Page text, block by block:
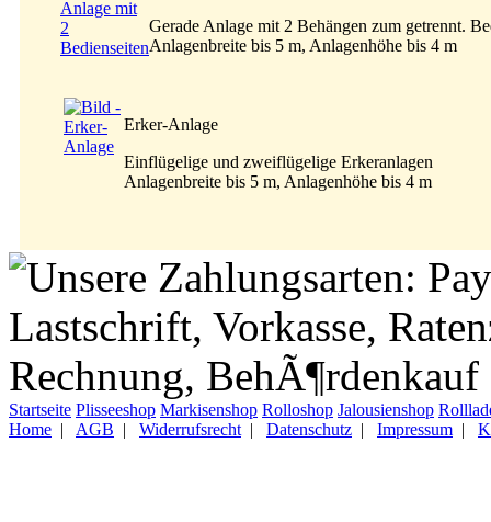
Gerade Anlage mit 2 Behängen zum getrennt.
Anlagenbreite bis 5 m, Anlagenhöhe bis 4 m
Erker-Anlage
Einflügelige und zweiflügelige Erkeranlagen
Anlagenbreite bis 5 m, Anlagenhöhe bis 4 m
Startseite Plisseeshop Markisenshop Rolloshop Jalousienshop
Home | AGB | Widerrufsrecht | Datenschutz | Impressum |